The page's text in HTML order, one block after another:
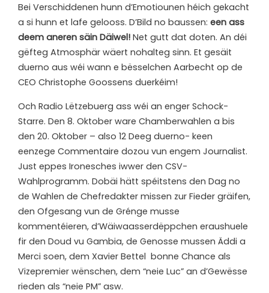
Bei Verschiddenen hunn d’Emotiounen héich gekacht
a si hunn et lafe gelooss. D’Bild no baussen: een ass
deem aneren säin Däiwel! Net gutt dat doten. An déi
gëfteg Atmosphär wäert nohalteg sinn. Et gesäit
duerno aus wéi wann e bësselchen Aarbecht op de
CEO Christophe Goossens duerkéim!
Och Radio Lëtzebuerg ass wéi an enger Schock-
Starre. Den 8. Oktober ware Chamberwahlen a bis
den 20. Oktober – also 12 Deeg duerno- keen
eenzege Commentaire dozou vun engem Journalist.
Just eppes Ironesches iwwer den CSV-
Wahlprogramm. Dobäi hätt spéitstens den Dag no
de Wahlen de Chefredakter missen zur Fieder gräifen,
den Ofgesang vun de Grénge musse
kommentéieren, d’Wäiwaasserdëppchen eraushuele
fir den Doud vu Gambia, de Genosse mussen Äddi a
Merci soen, dem Xavier Bettel bonne Chance als
Vizepremier wënschen, dem “neie Luc” an d’Gewësse
rieden als “neie PM” asw.